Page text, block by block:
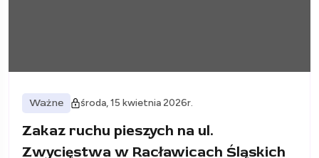
Ważne środa, 15 kwietnia 2026r.
Zakaz ruchu pieszych na ul.
Zwycięstwa w Racławicach Śląskich